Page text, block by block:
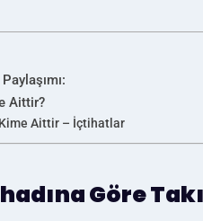
Aittir?
Aittir – İçtihatlar
Göre